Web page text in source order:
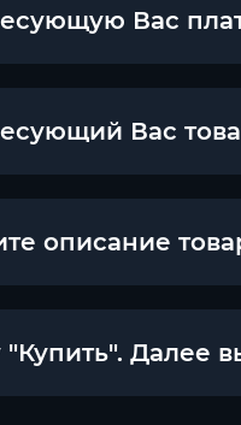
Вас
Вас
описание
Далее